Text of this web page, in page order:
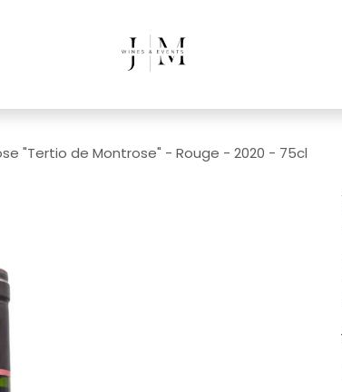
"Tertio de Montrose" - Rouge - 2020 - 75cl